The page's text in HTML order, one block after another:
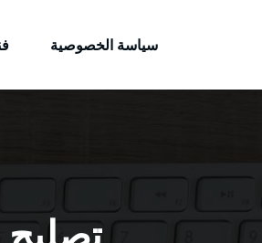
سياسة الخصوصية